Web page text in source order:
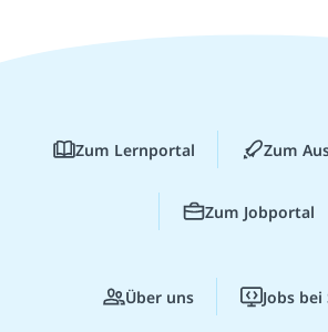
Zum Lernportal Zum
Zum Jobportal
Über uns Jobs